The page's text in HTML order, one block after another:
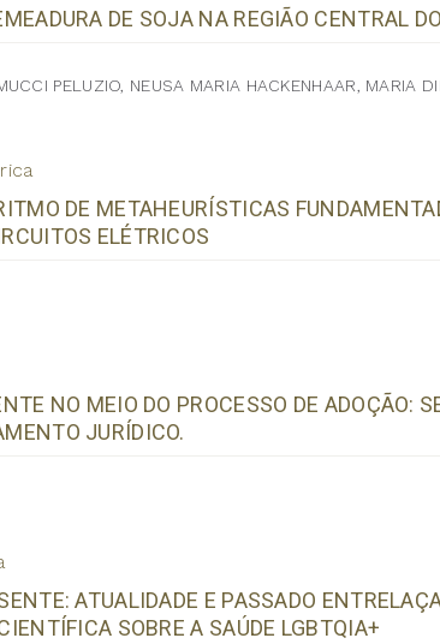
DE SOJA NA REGIÃO CENTRAL
PELUZIO, NEUSA MARIA HACKENHAAR, MARIA
DE METAHEURÍSTICAS
ELÉTRICOS
NO MEIO DO PROCESSO DE ADOÇÃO:
JURÍDICO.
ATUALIDADE E PASSADO
SOBRE A SAÚDE LGBTQIA+